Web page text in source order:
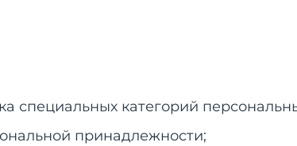
специальных категорий
принадлежности;